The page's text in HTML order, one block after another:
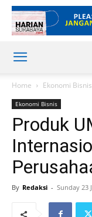
Home Ekonomi Bisnis
Ekonomi Bisnis
Produk
By Redaksi - Sunday 23